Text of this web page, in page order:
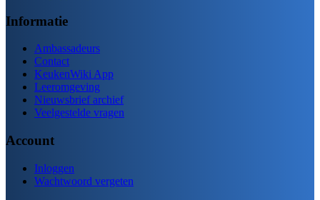
Informatie
Ambassadeurs
Contact
KeukenWiki App
Leeromgeving
Nieuwsbrief archief
Veelgestelde vragen
Account
Inloggen
Wachtwoord vergeten